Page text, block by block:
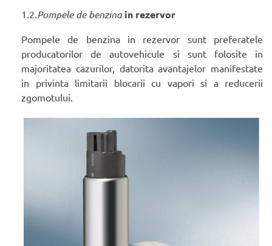
1.2.Pompele de benzina in rezervor
Pompele de benzina in rezervor sunt preferatele
producatorilor de autovehicule si sunt folosite in
majoritatea cazurilor, datorita avantajelor manifestate
in privinta limitarii blocarii cu vapori si a reducerii
zgomotului.